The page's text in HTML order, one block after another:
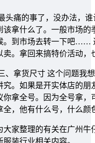
头痛的事了，没办法
该拿什么了。一般市场
到市场去转一下吧……
卖。拿回来搞特价活动
、拿货尺寸 这个问题
究。如果是开实体店的
拿全号。因为全号拿
全，他有什么号，什么
家整理的有关在广州
装行业相关内容。